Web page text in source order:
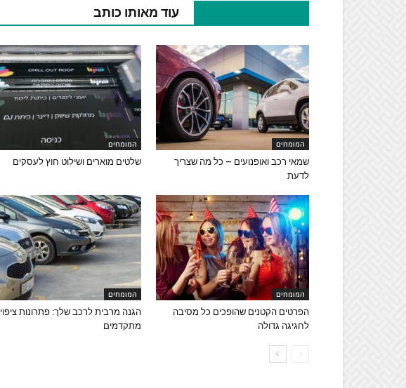
עוד מאותו כותב
המומחים
שמאי רכב ואופנועים – כל מה שצריך
לדעת
המומחים
שלטים מוארים ושילוט חוץ לעסקים
המומחים
הפרטים הקטנים שהופכים כל מסיבה
לחגיגה גדולה
המומחים
הגנה מרבית לרכב שלך: פתרונות ציפוי
מתקדמים